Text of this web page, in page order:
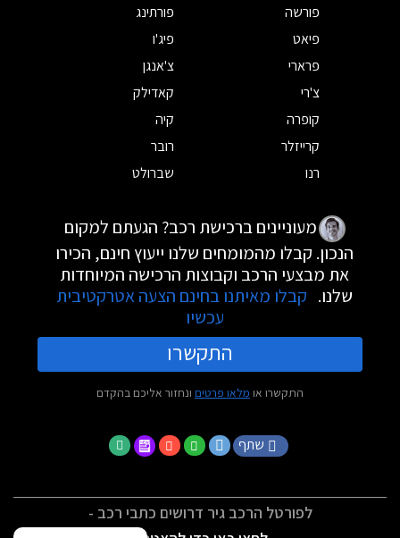
פורשה
פורתינג
פיאט
פיג'ו
פרארי
צ'אנגן
צ'רי
קאדילק
קופרה
קיה
קרייזלר
רובר
רנו
שברולט
מעוניינים ברכישת רכב? הגעתם למקום
הנכון. קבלו מהמומחים שלנו ייעוץ חינם, הכירו
את מבצעי הרכב וקבוצות הרכישה המיוחדות
שלנו. קבלו מאיתנו בחינם הצעה אטרקטיבית
עכשיו
התקשרו
התקשרו או מלאו פרטים ונחזור אליכם בהקדם
שתף
לפורטל הרכב גיר דרושים כתבי רכב -